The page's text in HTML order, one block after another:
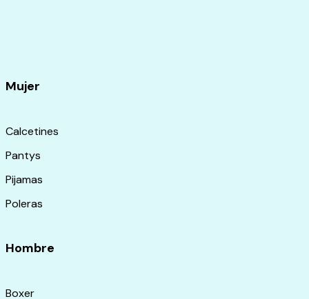
Mujer
Calcetines
Pantys
Pijamas
Poleras
Hombre
Boxer